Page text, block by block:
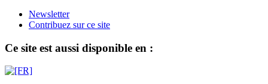
Newsletter
Contribuez sur ce site
Ce site est aussi disponible en :